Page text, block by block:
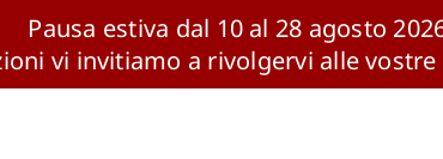
Pausa estiva dal 10 al 28 agosto
vi invitiamo a rivolgervi alle